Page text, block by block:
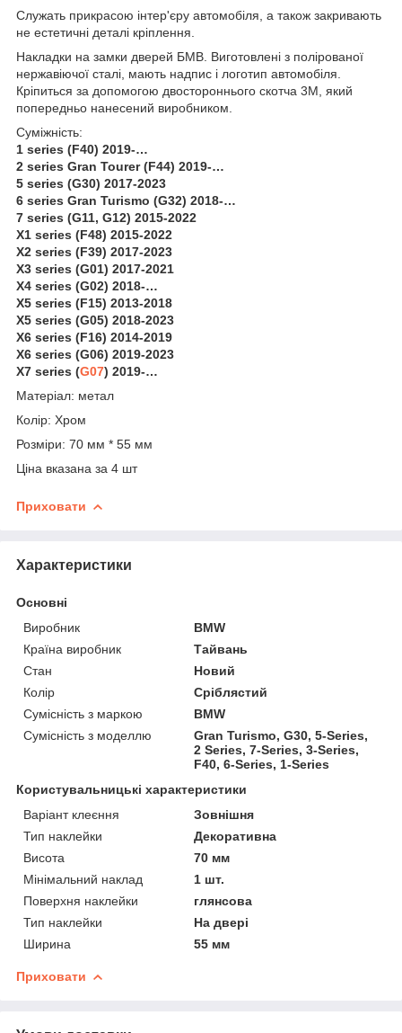
Служать прикрасою інтер'єру автомобіля, а також закривають
не естетичні деталі кріплення.
Накладки на замки дверей БМВ. Виготовлені з полірованої
нержавіючої сталі, мають надпис і логотип автомобіля.
Кріпиться за допомогою двостороннього скотча 3М, який
попередньо нанесений виробником.
Суміжність:
1 series (F40) 2019-…
2 series Gran Tourer (F44) 2019-…
5 series (G30) 2017-2023
6 series Gran Turismo (G32) 2018-…
7 series (G11, G12) 2015-2022
X1 series (F48) 2015-2022
X2 series (F39) 2017-2023
X3 series (G01) 2017-2021
X4 series (G02) 2018-…
X5 series (F15) 2013-2018
X5 series (G05) 2018-2023
X6 series (F16) 2014-2019
X6 series (G06) 2019-2023
X7 series (G07) 2019-…
Матеріал: метал
Колір: Хром
Розміри: 70 мм * 55 мм
Ціна вказана за 4 шт
Приховати
Характеристики
Основні
Виробник
BMW
Країна виробник
Тайвань
Стан
Новий
Колір
Сріблястий
Сумісність з маркою
BMW
Сумісність з моделлю
Gran Turismo, G30, 5-Series,
2 Series, 7-Series, 3-Series,
F40, 6-Series, 1-Series
Користувальницькі характеристики
Варіант клеєння
Зовнішня
Тип наклейки
Декоративна
Висота
70 мм
Мінімальний наклад
1 шт.
Поверхня наклейки
глянсова
Тип наклейки
На двері
Ширина
55 мм
Приховати